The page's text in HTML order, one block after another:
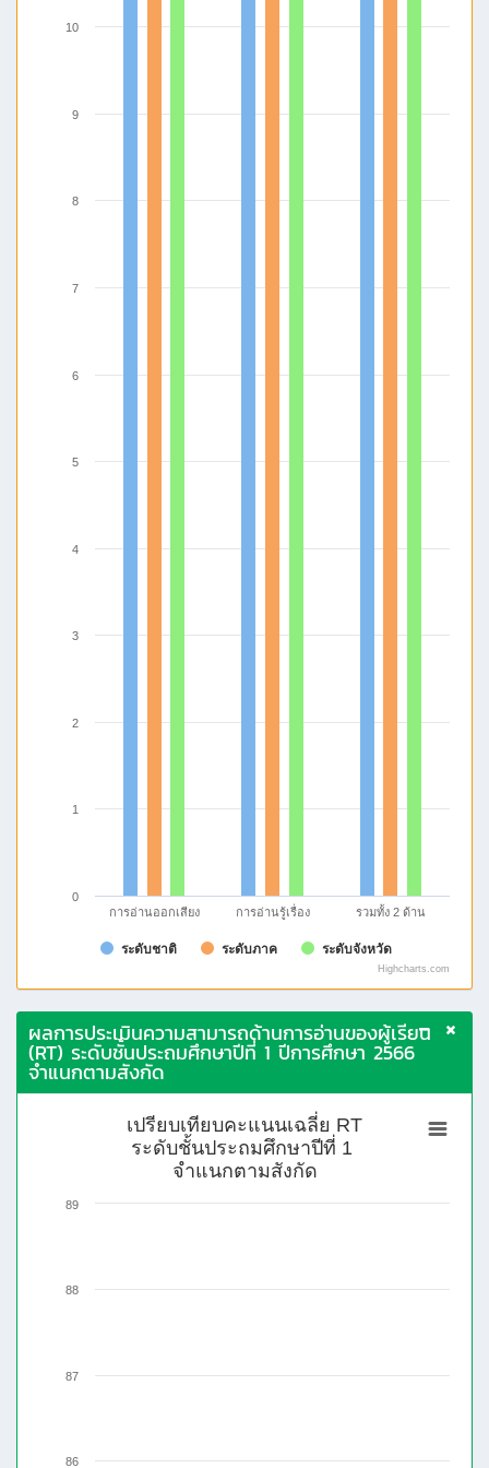
ระดับชาติ ระดับภาค ระดับจังหวัด
การอ่านออกเสียง การอ่านรู้เรื่อง รวมทั้ง 2 ด้าน
0
1
2
3
4
5
6
7
8
9
10
Highcharts.com
ผลการประเมินความสามารถด้านการอ่านของผู้เรียน
(RT) ระดับชั้นประถมศึกษาปีที่ 1 ปีการศึกษา 2566
จำแนกตามสังกัด
เปรียบเทียบคะแนนเฉลี่ย RT
ระดับชั้นประถมศึกษาปีที่ 1
จำแนกตามสังกัด
86
87
88
89